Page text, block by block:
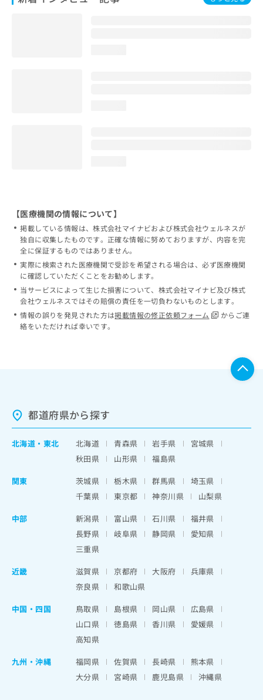
【医療機関の情報について】
掲載している情報は、株式会社マイナビおよび株式会社ウェルネスが
独自に収集したものです。正確な情報に努めておりますが、内容を完
全に保証するものではありません。
実際に検索された医療機関で受診を希望される場合は、必ず医療機関
に確認していただくことをお勧めします。
当サービスによって生じた損害について、株式会社マイナビ及び株式
会社ウェルネスではその賠償の責任を一切負わないものとします。
情報の誤りを発見された方は掲載情報の修正依頼フォーム
からご連
絡をいただければ幸いです。
都道府県から探す
北海道 ・ 東北 北海道 青森県 岩手県
宮城県
秋田県
山形県
福島県
関東
茨城県 栃木県 群馬県
埼玉県
千葉県
東京都 神奈川県
山梨県
中部
新潟県 富山県 石川県
福井県
長野県
岐阜県 静岡県
愛知県
三重県
近畿
滋賀県 京都府 大阪府
兵庫県
奈良県
和歌山県
中国・四国
鳥取県 島根県 岡山県
広島県
山口県
徳島県 香川県
愛媛県
高知県
九州・沖縄
福岡県 佐賀県 長崎県
熊本県
大分県
宮崎県 鹿児島県 沖縄県